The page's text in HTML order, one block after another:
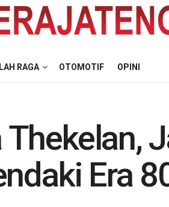
RAGA OTOMOTIF OPINI
Era